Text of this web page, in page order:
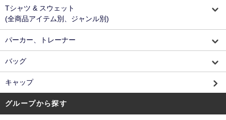
Tシャツ & スウェット
(全商品アイテム別、ジャンル別)
パーカー、トレーナー
バッグ
キャップ
グループから探す